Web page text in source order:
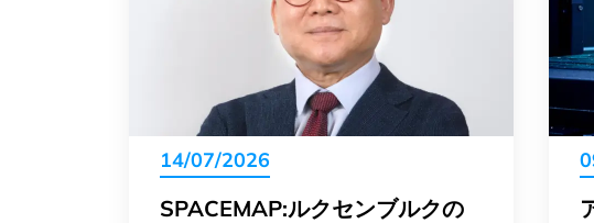
14/07/2026
SPACEMAP:ルクセンブルクの